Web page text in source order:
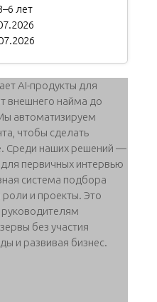
лет
AI-продукты для
внешнего найма до
автоматизируем
чтобы сделать
Среди наших решений —
первичных интервью
система подбора
роли и проекты. Это
руководителям
без участия
и развивая бизнес.